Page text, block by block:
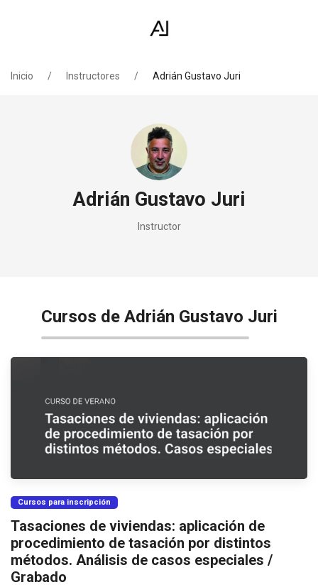
Inicio Instructores Adrián Gustavo Juri
Adrián Gustavo Juri
Instructor
Cursos de Adrián Gustavo Juri
Cursos para inscripción
Tasaciones de viviendas: aplicación de
procedimiento de tasación por distintos
métodos. Análisis de casos especiales /
Grabado